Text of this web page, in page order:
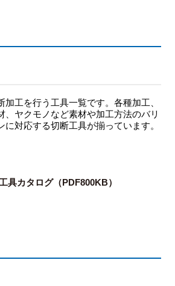
加工を行う工具一覧です。各種加工、
、ヤクモノなど素材や加工方法のバリ
に対応する切断工具が揃っています。
具カタログ（PDF800KB）